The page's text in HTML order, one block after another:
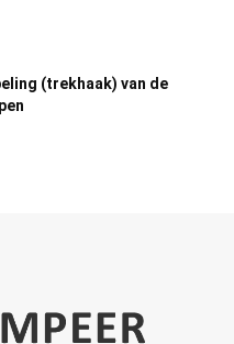
(trekhaak) van de